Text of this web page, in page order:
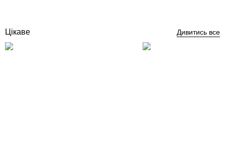
Цікаве Дивитись все